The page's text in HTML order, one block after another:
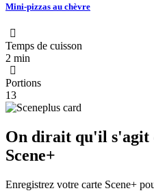
Mini-pizzas au chèvre
Temps de cuisson
2 min
Portions
13
On dirait qu'il s'agit
Scene+
Enregistrez votre carte Scene+